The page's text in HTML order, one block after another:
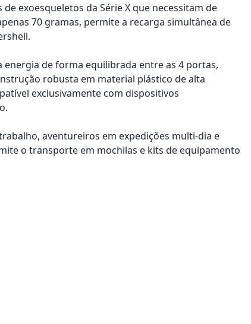
exoesqueletos da Série X que necessitam de
70 gramas, permite a recarga simultânea de
de forma equilibrada entre as 4 portas,
robusta em material plástico de alta
exclusivamente com dispositivos
aventureiros em expedições multi-dia e
o transporte em mochilas e kits de equipamento